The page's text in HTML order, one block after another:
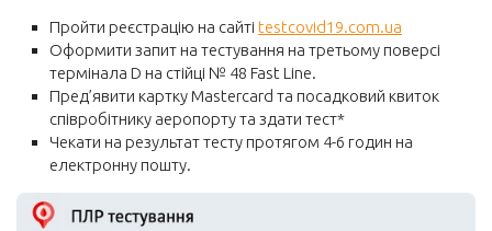
Пройти реєстрацію на сайті testcovid19.com.ua
Оформити запит на тестування на третьому поверсі
термінала D на стійці № 48 Fast Line.
Пред’явити картку Mastercard та посадковий квиток
співробітнику аеропорту та здати тест*
Чекати на результат тесту протягом 4-6 годин на
електронну пошту.